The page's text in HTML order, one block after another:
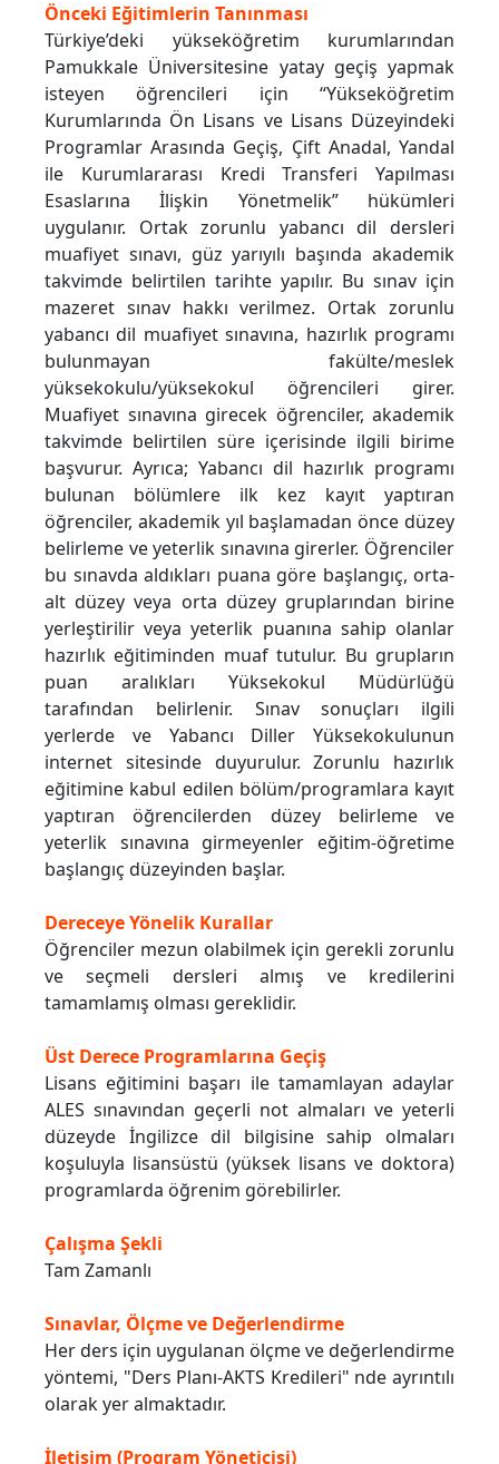
Önceki Eğitimlerin Tanınması
Türkiye’deki yükseköğretim kurumlarından
Pamukkale Üniversitesine yatay geçiş yapmak
isteyen öğrencileri için “Yükseköğretim
Kurumlarında Ön Lisans ve Lisans Düzeyindeki
Programlar Arasında Geçiş, Çift Anadal, Yandal
ile Kurumlararası Kredi Transferi Yapılması
Esaslarına İlişkin Yönetmelik” hükümleri
uygulanır. Ortak zorunlu yabancı dil dersleri
muafiyet sınavı, güz yarıyılı başında akademik
takvimde belirtilen tarihte yapılır. Bu sınav için
mazeret sınav hakkı verilmez. Ortak zorunlu
yabancı dil muafiyet sınavına, hazırlık programı
bulunmayan fakülte/meslek
yüksekokulu/yüksekokul öğrencileri girer.
Muafiyet sınavına girecek öğrenciler, akademik
takvimde belirtilen süre içerisinde ilgili birime
başvurur. Ayrıca; Yabancı dil hazırlık programı
bulunan bölümlere ilk kez kayıt yaptıran
öğrenciler, akademik yıl başlamadan önce düzey
belirleme ve yeterlik sınavına girerler. Öğrenciler
bu sınavda aldıkları puana göre başlangıç, orta-
alt düzey veya orta düzey gruplarından birine
yerleştirilir veya yeterlik puanına sahip olanlar
hazırlık eğitiminden muaf tutulur. Bu grupların
puan aralıkları Yüksekokul Müdürlüğü
tarafından belirlenir. Sınav sonuçları ilgili
yerlerde ve Yabancı Diller Yüksekokulunun
internet sitesinde duyurulur. Zorunlu hazırlık
eğitimine kabul edilen bölüm/programlara kayıt
yaptıran öğrencilerden düzey belirleme ve
yeterlik sınavına girmeyenler eğitim-öğretime
başlangıç düzeyinden başlar.
Dereceye Yönelik Kurallar
Öğrenciler mezun olabilmek için gerekli zorunlu
ve seçmeli dersleri almış ve kredilerini
tamamlamış olması gereklidir.
Üst Derece Programlarına Geçiş
Lisans eğitimini başarı ile tamamlayan adaylar
ALES sınavından geçerli not almaları ve yeterli
düzeyde İngilizce dil bilgisine sahip olmaları
koşuluyla lisansüstü (yüksek lisans ve doktora)
programlarda öğrenim görebilirler.
Çalışma Şekli
Tam Zamanlı
Sınavlar, Ölçme ve Değerlendirme
Her ders için uygulanan ölçme ve değerlendirme
yöntemi, "Ders Planı-AKTS Kredileri" nde ayrıntılı
olarak yer almaktadır.
İletişim (Program Yöneticisi)